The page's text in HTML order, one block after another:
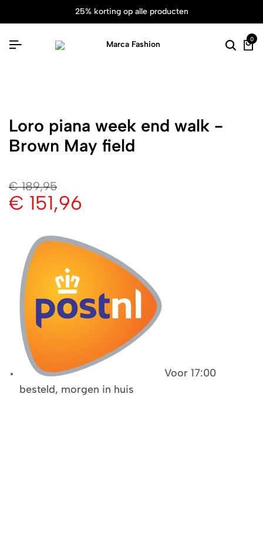
25% korting op alle producten
0
Loro piana week end walk -
Brown May field
€189,95
€ 151,96
Voor 17:00
besteld, morgen in huis